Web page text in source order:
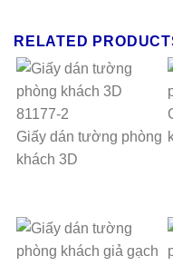
RELATED
Giấy dán tường phòng
khách 3D